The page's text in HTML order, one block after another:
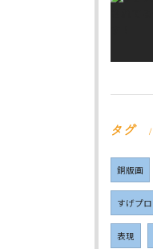
タグ
銅版画
すげプロ
表現